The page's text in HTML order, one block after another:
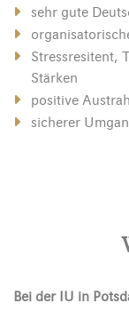
sehr gute
Stressresitent,
Stärken
positive
sicherer
Bei der IU in